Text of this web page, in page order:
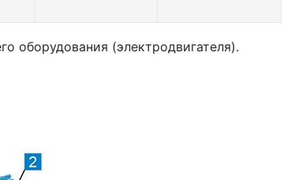
оборудования (электродвигателя).